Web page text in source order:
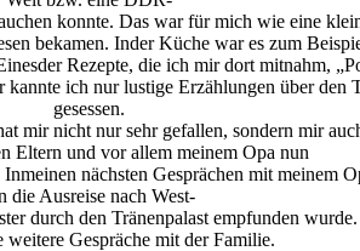
konnte. Das war für mich wie eine
bekamen. Inder Küche war es zum
Rezepte, die ich mir dort mitnahm,
kannte ich nur lustige Erzählungen über
gesessen.
mir nicht nur sehr gefallen, sondern mir
Eltern und vor allem meinem Opa nun
Inmeinen nächsten Gesprächen mit meinem
die Ausreise nach West-
durch den Tränenpalast empfunden
weitere Gespräche mit der Familie.